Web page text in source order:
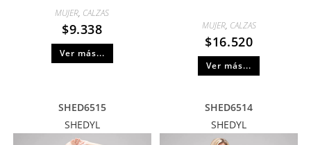
MUJER, CALZAS
$9.338
Ver más...
MUJER, CALZAS
$16.520
Ver más...
SHED6515
SHEDYL
SHED6514
SHEDYL